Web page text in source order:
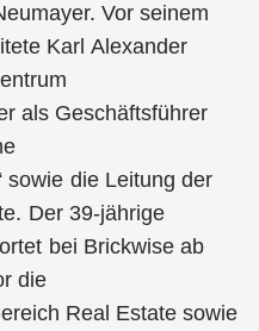
Vor seinem
Karl Alexander
als Geschäftsführer
sowie die Leitung der
Der 39-jährige
bei Brickwise ab
die
Real Estate sowie